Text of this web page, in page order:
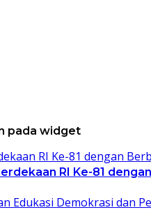
pada widget
RI Ke-81